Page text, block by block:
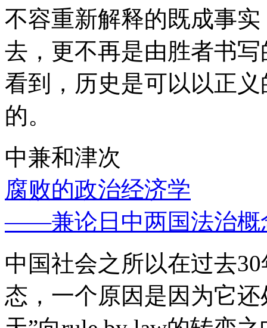
不容重新解释的既成事
去，更不再是由胜者书
看到，历史是可以以正
的。
中兼和津次
腐败的政治经济学
——兼论日中两国法治概
中国社会之所以在过去
态，一个原因是因为它